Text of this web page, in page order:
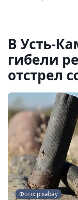
В Усть-
гибели
отстрел
Фото: pixabay